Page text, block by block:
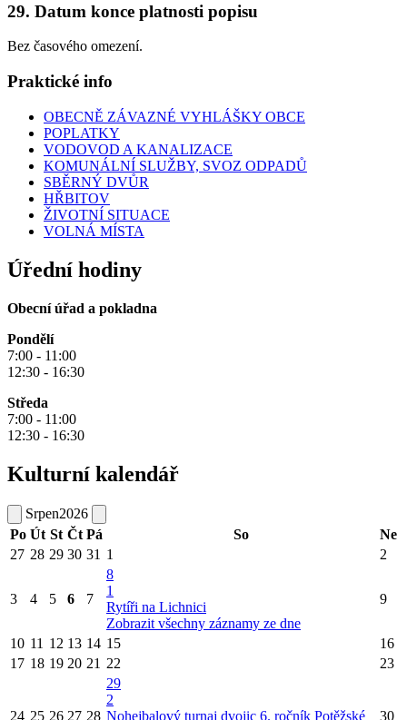
29. Datum konce platnosti popisu
Bez časového omezení.
Praktické info
OBECNĚ ZÁVAZNÉ VYHLÁŠKY OBCE
POPLATKY
VODOVOD A KANALIZACE
KOMUNÁLNÍ SLUŽBY, SVOZ ODPADŮ
SBĚRNÝ DVŮR
HŘBITOV
ŽIVOTNÍ SITUACE
VOLNÁ MÍSTA
Úřední hodiny
Obecní úřad a pokladna
Pondělí
7:00 - 11:00
12:30 - 16:30
Středa
7:00 - 11:00
12:30 - 16:30
Kulturní kalendář
Srpen2026
Po Út St Čt Pá So
Ne
27 28 29 30 31 1 2
3 4 5 6 7
8
1
Rytíři na Lichnici
Zobrazit všechny záznamy ze dne
9
10 11 12 13 14 15
16
17 18 19 20 21 22 23
24 25 26 27 28
29
2
Nohejbalový turnaj dvojic 6. ročník Potěžské 30